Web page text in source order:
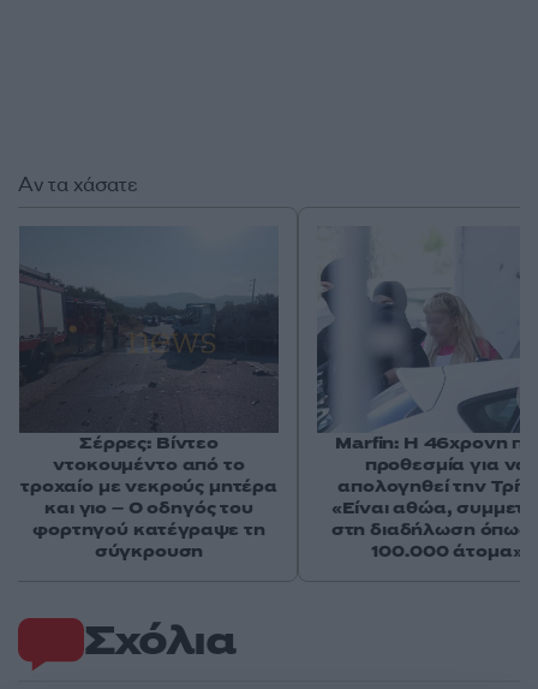
Σχόλια
Αν τα χάσατε
Σέρρες: Βίντεο
ντοκουμέντο από το
τροχαίο με νεκρούς μητέρα
και γιο – Ο οδηγός του
φορτηγού κατέγραψε τη
σύγκρουση
Marfin: Η 46χρονη
προθεσμία για να
απολογηθεί την
«Είναι αθώα,
στη διαδήλωση όπως
100.000 άτομα»